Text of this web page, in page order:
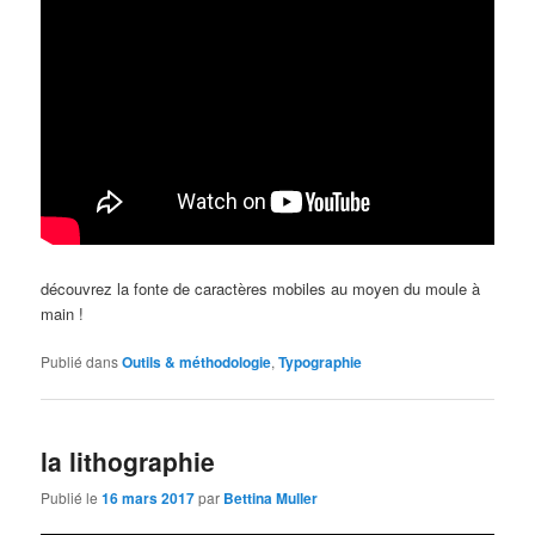
découvrez la fonte de caractères mobiles au moyen du moule à
main !
Publié dansOutils & méthodologie,Typographie
la lithographie
Publié le16 mars 2017par Bettina Muller